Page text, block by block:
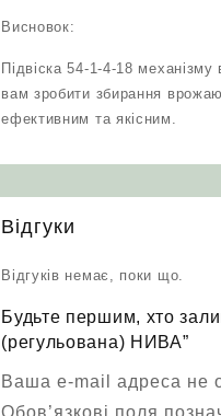
Висновок:
Підвіска 54-1-4-18
вам зробити збирання
ефективним та якісним.
Відгуки
Відгуків немає, поки що.
Будьте першим, хто
(регульована) НИВА”
Ваша e-mail адреса не
Обов’язкові поля